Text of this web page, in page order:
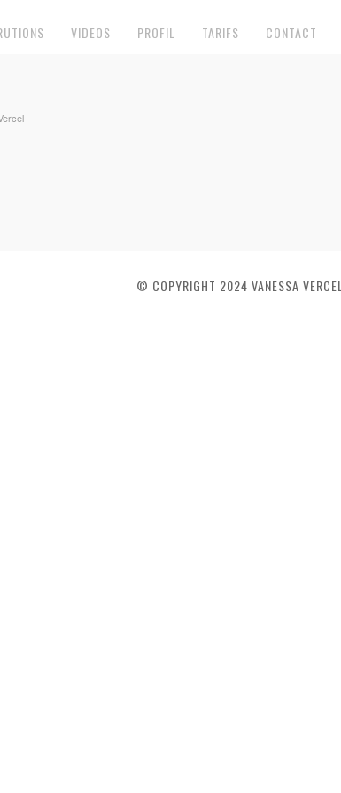
VIDEOS PROFIL TARIFS CONTACT
© COPYRIGHT 2024 VANESSA VERCEL